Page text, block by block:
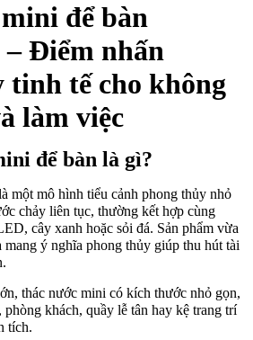
để bàn
Điểm nhấn
tinh tế cho không
làm việc
để bàn là gì?
một mô hình tiểu cảnh phong thủy nhỏ
chảy liên tục, thường kết hợp cùng
cây xanh hoặc sỏi đá. Sản phẩm vừa
ý nghĩa phong thủy giúp thu hút tài
thác nước mini có kích thước nhỏ gọn,
phòng khách, quầy lễ tân hay kệ trang trí
tích.